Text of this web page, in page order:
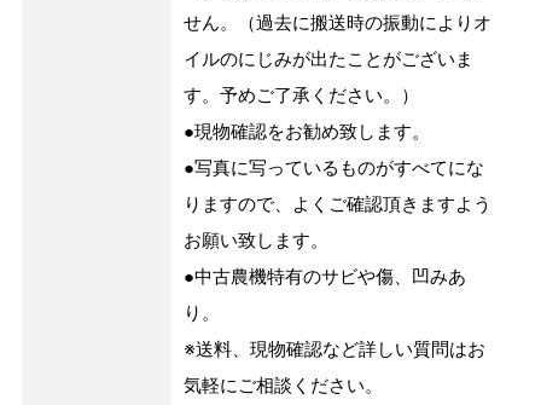
せん。（過去に搬送時の振動によりオ
イルのにじみが出たことがございま
す。予めご了承ください。）
●現物確認をお勧め致します。
●写真に写っているものがすべてにな
りますので、よくご確認頂きますよう
お願い致します。
●中古農機特有のサビや傷、凹みあ
り。
※送料、現物確認など詳しい質問はお
気軽にご相談ください。